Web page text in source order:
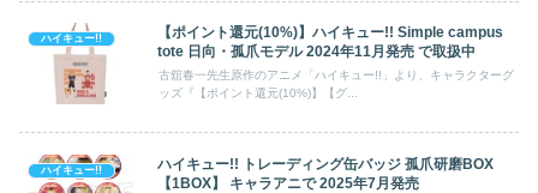
ハイキュー!!
【ポイント還元(10%)】ハイキュー!! Simple campus
tote 日向・孤爪モデル 2024年11月発売 で取扱中
古舘春一先生原作のアニメ「ハイキュー!!」より、キャラクターグ
ッズ『【ポイント還元(10%)】【グ...
ハイキュー!!
ハイキュー!! トレーディング缶バッジ 孤爪研磨BOX
【1BOX】 キャラアニで 2025年7月発売